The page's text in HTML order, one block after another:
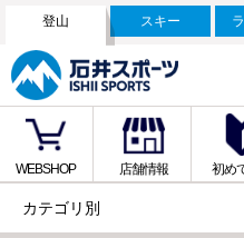
登山 スキー
WEBSHOP 店舗情報 初め
カテゴリ別